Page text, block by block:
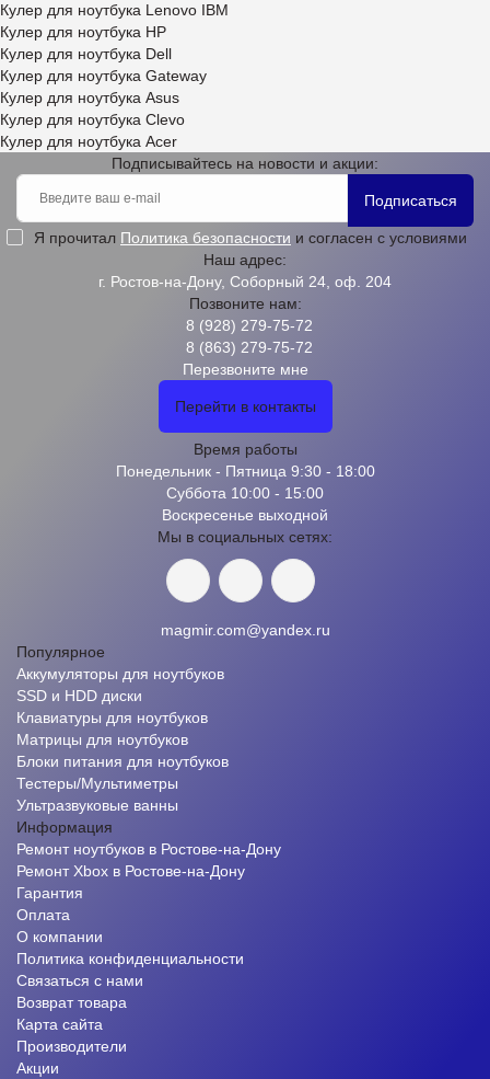
Кулер для ноутбука Lenovo IBM
Кулер для ноутбука HP
Кулер для ноутбука Dell
Кулер для ноутбука Gateway
Кулер для ноутбука Asus
Кулер для ноутбука Clevo
Кулер для ноутбука Acer
Подписывайтесь на новости и акции:
Подписаться
Я прочитал Политика безопасности и согласен с условиями
Наш адрес:
г. Ростов-на-Дону, Соборный 24, оф. 204
Позвоните нам:
8 (928) 279-75-72
8 (863) 279-75-72
Перезвоните мне
Перейти в контакты
Время работы
Понедельник - Пятница 9:30 - 18:00
Суббота 10:00 - 15:00
Воскресенье выходной
Мы в социальных сетях:
magmir.com@yandex.ru
Популярное
Аккумуляторы для ноутбуков
SSD и HDD диски
Клавиатуры для ноутбуков
Матрицы для ноутбуков
Блоки питания для ноутбуков
Тестеры/Мультиметры
Ультразвуковые ванны
Информация
Ремонт ноутбуков в Ростове-на-Дону
Ремонт Xbox в Ростове-на-Дону
Гарантия
Оплата
О компании
Политика конфиденциальности
Связаться с нами
Возврат товара
Карта сайта
Производители
Акции